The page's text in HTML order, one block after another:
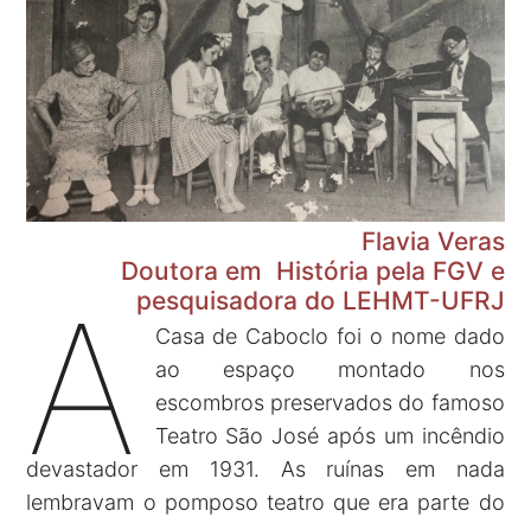
Flavia Veras
Doutora em História pela FGV e
pesquisadora do LEHMT-UFRJ
A
Casa de Caboclo foi o nome dado
ao espaço montado nos
escombros preservados do famoso
Teatro São José após um incêndio
devastador em 1931. As ruínas em nada
lembravam o pomposo teatro que era parte do